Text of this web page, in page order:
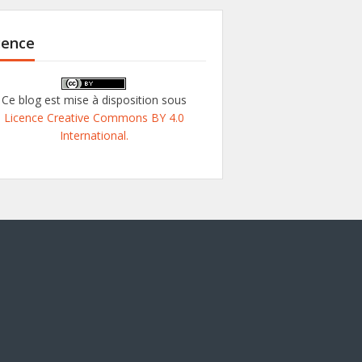
Ce blog est mise à disposition sous
Licence Creative Commons BY 4.0
International.